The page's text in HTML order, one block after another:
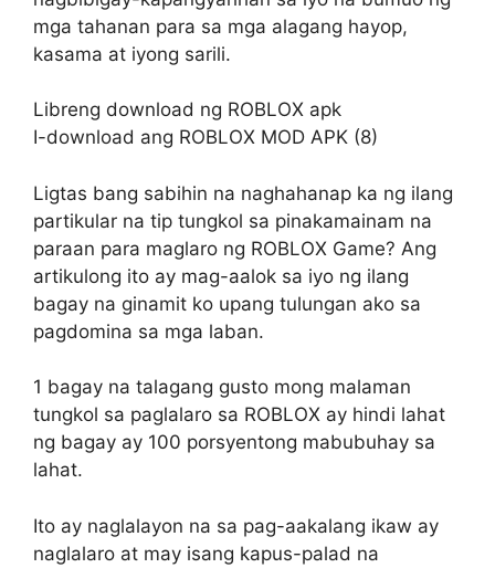
mga tahanan para sa mga alagang hayop,
kasama at iyong sarili.
Libreng download ng ROBLOX apk
I-download ang ROBLOX MOD APK (8)
Ligtas bang sabihin na naghahanap ka ng ilang
partikular na tip tungkol sa pinakamainam na
paraan para maglaro ng ROBLOX Game? Ang
artikulong ito ay mag-aalok sa iyo ng ilang
bagay na ginamit ko upang tulungan ako sa
pagdomina sa mga laban.
1 bagay na talagang gusto mong malaman
tungkol sa paglalaro sa ROBLOX ay hindi lahat
ng bagay ay 100 porsyentong mabubuhay sa
lahat.
Ito ay naglalayon na sa pag-aakalang ikaw ay
naglalaro at may isang kapus-palad na